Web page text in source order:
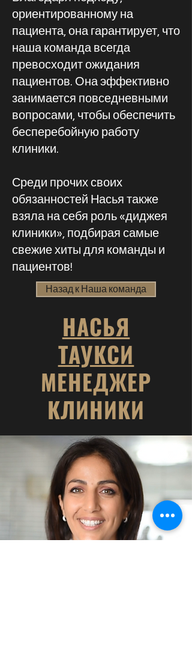
ориентированному на
пациента, она гарантирует, что
наша команда всегда
превосходит ожидания
пациентов. Она эффективно
занимается повседневными
вопросами, чтобы обеспечить
бесперебойную работу
клиники.
Среди прочих своих
обязанностей Насья также
взяла на себя роль «диджея
клиники», подбирая самые
свежие хиты для команды и
пациентов!
Назад к Наша команда
НАСЬЯ
ТАУКСИ
МЕНЕДЖЕР
КЛИНИКИ